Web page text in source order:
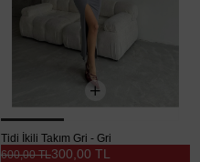
Tidi İkili Takım Gri - Gri
300,00 TL
600,00 TL